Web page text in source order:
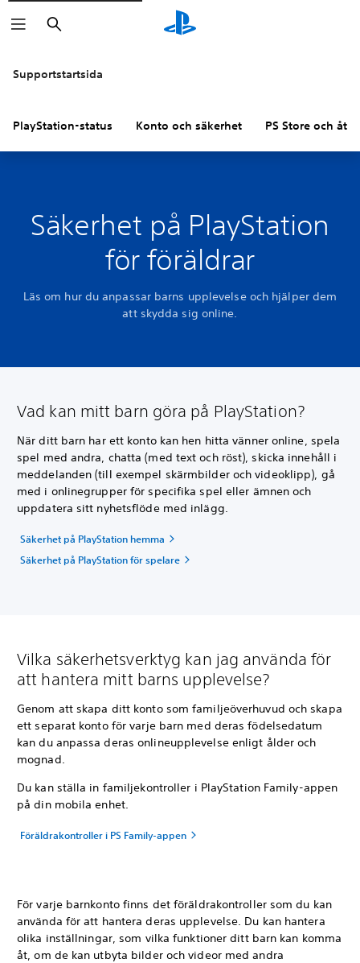
Sök
Supportstartsida
PlayStation-status Konto och säkerhet PS Store och
Säkerhet på PlayStation
för föräldrar
Läs om hur du anpassar barns upplevelse och hjälper dem
att skydda sig online.
Vad kan mitt barn göra på PlayStation?
När ditt barn har ett konto kan hen hitta vänner online, spela
spel med andra, chatta (med text och röst), skicka innehåll i
meddelanden (till exempel skärmbilder och videoklipp), gå
med i onlinegrupper för specifika spel eller ämnen och
uppdatera sitt nyhetsflöde med inlägg.
Säkerhet på PlayStation hemma
Säkerhet på PlayStation för spelare
Vilka säkerhetsverktyg kan jag använda för
att hantera mitt barns upplevelse?
Genom att skapa ditt konto som familjeöverhuvud och skapa
ett separat konto för varje barn med deras födelsedatum
kan du anpassa deras onlineupplevelse enligt ålder och
mognad.
Du kan ställa in familjekontroller i PlayStation Family-appen
på din mobila enhet.
Föräldrakontroller i PS Family-appen
För varje barnkonto finns det föräldrakontroller som du kan
använda för att hantera deras upplevelse. Du kan hantera
olika inställningar, som vilka funktioner ditt barn kan komma
åt, om de kan utbyta bilder och videor med andra